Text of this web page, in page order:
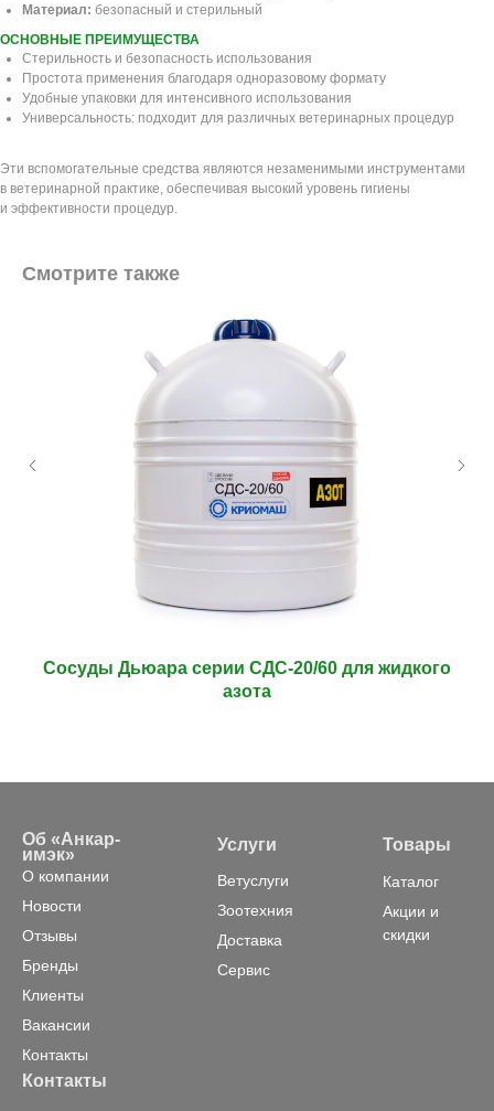
Материал: безопасный и стерильный
ОСНОВНЫЕ ПРЕИМУЩЕСТВА
Стерильность и безопасность использования
Простота применения благодаря одноразовому формату
Удобные упаковки для интенсивного использования
Универсальность: подходит для различных ветеринарных процедур
Эти вспомогательные средства являются незаменимыми инструментами
в ветеринарной практике, обеспечивая высокий уровень гигиены
и эффективности процедур.
Смотрите также
Сосуды Дьюара серии СДС-20/60 для жидкого
азота
Об «Анкар-
имэк»
О компании
Новости
Отзывы
Бренды
Клиенты
Вакансии
Контакты
Услуги
Ветуслуги
Доставка
Сервис
Зоотехния
Товары
Каталог
Акции и
скидки
Контакты